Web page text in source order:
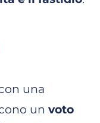
una
un voto